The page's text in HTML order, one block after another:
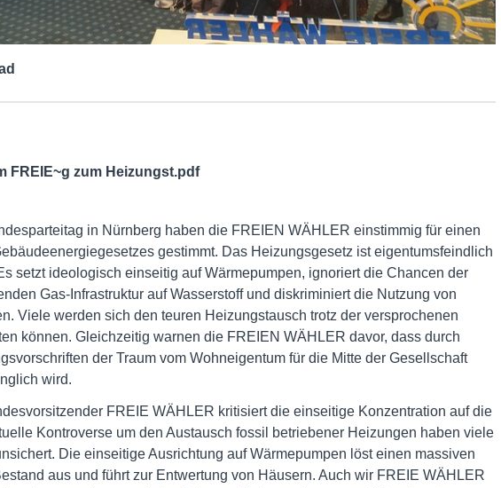
FREIE~g zum Heizungst.pdf
in Nürnberg haben die FREIEN WÄHLER einstimmig für einen
gestimmt. Das Heizungsgesetz ist eigentumsfeindlich
setzt ideologisch einseitig auf Wärmepumpen, ignoriert die Chancen der
Gas-Infrastruktur auf Wasserstoff und diskriminiert die Nutzung von
Viele werden sich den teuren Heizungstausch trotz der versprochenen
können. Gleichzeitig warnen die FREIEN WÄHLER davor, dass durch
der Traum vom Wohneigentum für die Mitte der Gesellschaft
wird.
FREIE WÄHLER kritisiert die einseitige Konzentration auf die
Kontroverse um den Austausch fossil betriebener Heizungen haben viele
Die einseitige Ausrichtung auf Wärmepumpen löst einen massiven
aus und führt zur Entwertung von Häusern. Auch wir FREIE WÄHLER